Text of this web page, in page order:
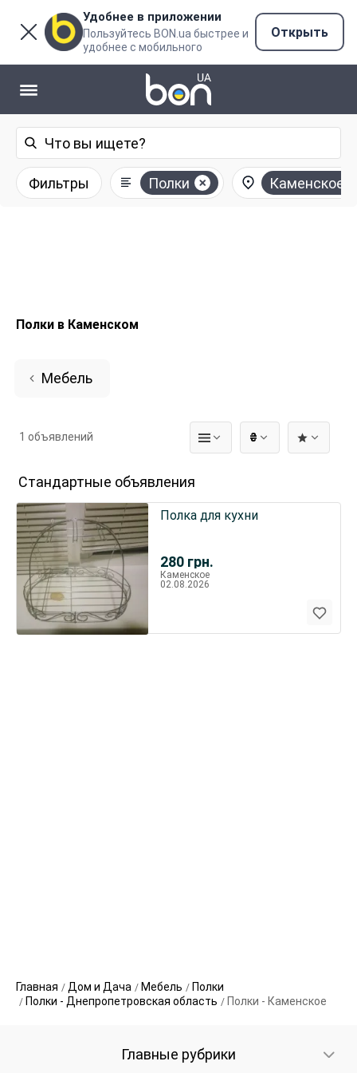
Удобнее в приложении
Пользуйтесь BON.ua быстрее и
удобнее с мобильного
Открыть
Фильтры Полки Каменское
Полки в Каменском
Мебель
₴
1 объявлений
Стандартные объявления
280 грн.
Полка для кухни
Каменское
02.08.2026
Главная Дом и Дача Мебель
Полки
Полки - Днепропетровская область
Полки - Каменское
Главные рубрики